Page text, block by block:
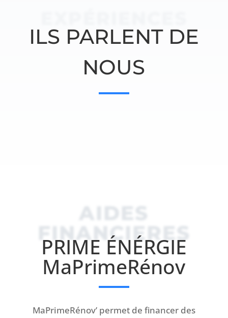
ILS PARLENT DE
NOUS
AIDES
FINANCIERES
PRIME ÉNÉRGIE
MaPrimeRénov
MaPrimeRénov’ permet de financer des